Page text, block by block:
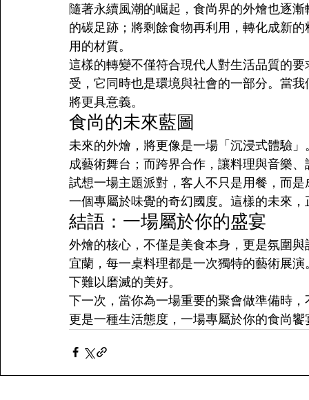
隨著永續風潮的崛起，食尚界的外燴也逐
的碳足跡；將剩餘食物再利用，轉化成新
用的材質。
這樣的轉變不僅符合現代人對生活品質的
受，它同時也是環境與社會的一部分。當
將更具意義。
食尚的未來藍圖
未來的外燴，將更像是一場「沉浸式體驗
成藝術舞台；而跨界合作，讓料理與音樂
試想一場主題派對，客人不只是用餐，而
一個專屬於味覺的奇幻國度。這樣的未來
結語：一場屬於你的盛宴
外燴的核心，不僅是美食本身，更是氛圍
宜蘭，每一桌料理都是一次獨特的藝術展
下難以磨滅的美好。
下一次，當你為一場重要的聚會做準備時
更是一種生活態度，一場專屬於你的食尚饗